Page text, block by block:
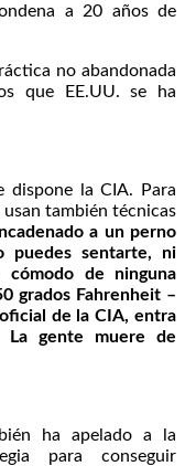
a 20 años de
no abandonada
que EE.UU. se ha
dispone la CIA. Para
también técnicas
a un perno
puedes sentarte, ni
de ninguna
grados Fahrenheit –
de la CIA, entra
gente muere de
ha apelado a la
para conseguir